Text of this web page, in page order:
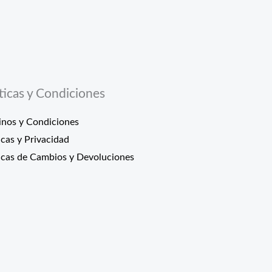
y Condiciones
y Condiciones
y Privacidad
de Cambios y Devoluciones